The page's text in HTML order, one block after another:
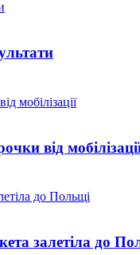
від
залетіла до